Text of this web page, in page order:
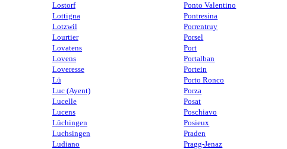
Lostorf
Lottigna
Lotzwil
Lourtier
Lovatens
Lovens
Loveresse
Lü
Luc (Ayent)
Lucelle
Lucens
Lüchingen
Luchsingen
Ludiano
Ponto Valentino
Pontresina
Porrentruy
Porsel
Port
Portalban
Portein
Porto Ronco
Porza
Posat
Poschiavo
Posieux
Praden
Pragg-Jenaz